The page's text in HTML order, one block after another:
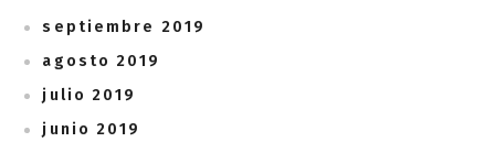
septiembre 2019
agosto 2019
julio 2019
junio 2019